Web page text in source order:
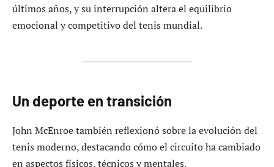
últimos años, y su interrupción altera el equilibrio
emocional y competitivo del tenis mundial.
Un deporte en transición
John McEnroe también reflexionó sobre la evolución del
tenis moderno, destacando cómo el circuito ha cambiado
en aspectos físicos, técnicos y mentales.